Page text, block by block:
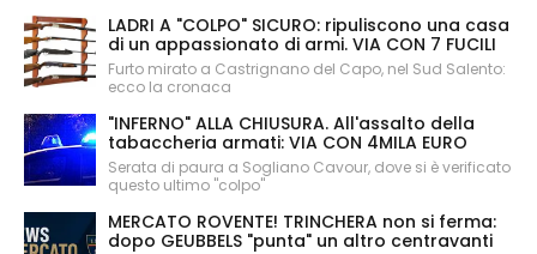
LADRI A "COLPO" SICURO: ripuliscono una casa
di un appassionato di armi. VIA CON 7 FUCILI
Furto mirato a Castrignano del Capo, nel Sud Salento:
ecco la cronaca
"INFERNO" ALLA CHIUSURA. All'assalto della
tabaccheria armati: VIA CON 4MILA EURO
Serata di paura a Sogliano Cavour, dove si è verificato
questo ultimo "colpo"
MERCATO ROVENTE! TRINCHERA non si ferma:
dopo GEUBBELS "punta" un altro centravanti